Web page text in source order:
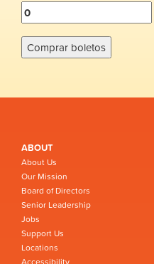
ABOUT
About Us
Our Mission
Board of Directors
Senior Leadership
Jobs
Support Us
Locations